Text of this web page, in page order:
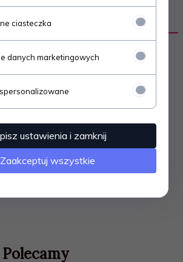
- ok. 4cm.
na torcie
takie jak np.: imprezy urodzinowe,
: 11,5 x 4,5 x 1,5cm
Polecamy
ciasteczka
danych marketingowych
ustawienia i zamknij
Zaakceptuj wszystkie